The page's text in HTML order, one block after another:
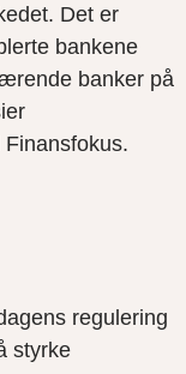
Det er
bankene
banker på
regulering
styrke